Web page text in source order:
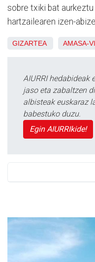
sobre txiki bat
hartzailearen izen-
GIZARTEA AMASA-
AIURRI hedabideak
jaso eta zabaltzen
albisteak euskaraz
babestuko duzu.
Egin AIURRIkide!